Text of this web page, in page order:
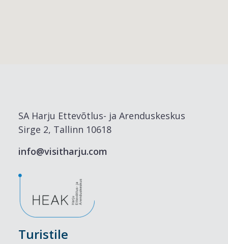
SA Harju Ettevõtlus- ja Arenduskeskus
Sirge 2, Tallinn 10618
info@visitharju.com
Turistile